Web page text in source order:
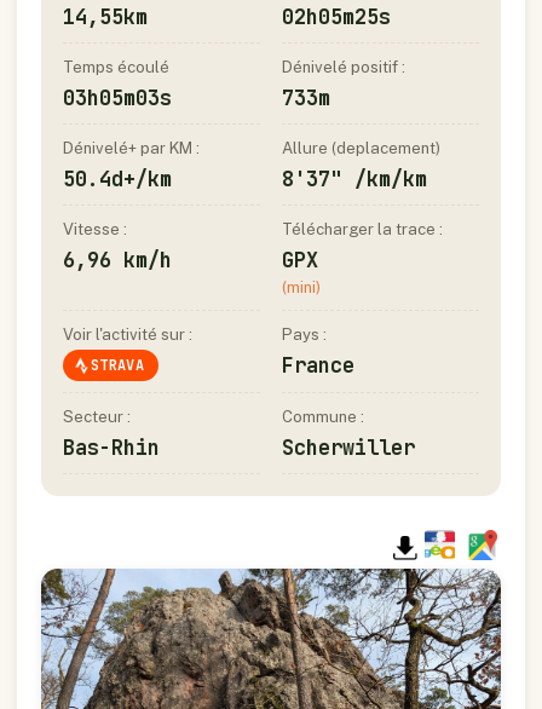
14,55km 02h05m25s
Temps écoulé
03h05m03s
Dénivelé positif :
733m
Dénivelé+ par KM :
50.4d+/km
Allure (deplacement)
8'37" /km/km
Vitesse :
6,96 km/h
Télécharger la trace :
GPX
(mini)
Voir l'activité sur :
STRAVA
Pays :
France
Secteur :
Bas-Rhin
Commune :
Scherwiller